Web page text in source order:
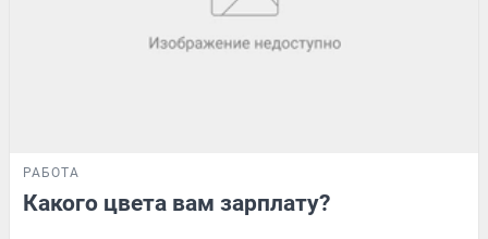
РАБОТА
Какого цвета вам зарплату?